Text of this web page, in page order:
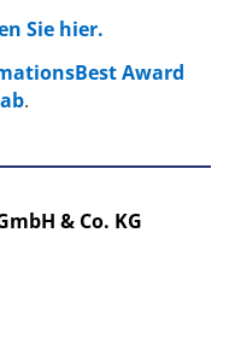
Sie hier.
Award
.
& Co. KG